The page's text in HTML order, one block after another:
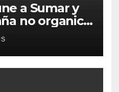
a Sumar y
no organice
con
nacional»